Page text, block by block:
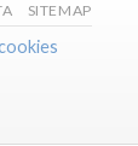
SITEMAP